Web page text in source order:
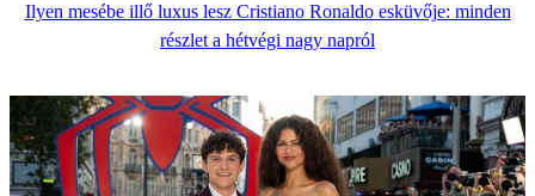
Ilyen mesébe illő luxus lesz Cristiano Ronaldo esküvője: minden
részlet a hétvégi nagy napról